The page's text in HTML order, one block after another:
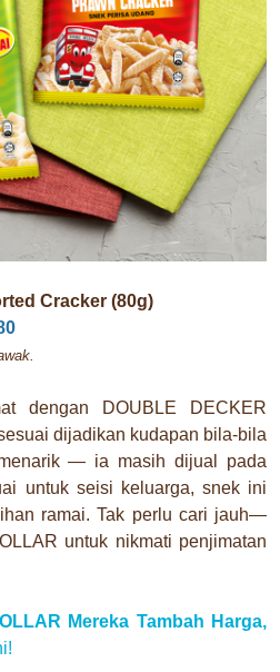
Cracker (80g)
dengan DOUBLE DECKER
dijadikan kudapan bila-bila
— ia masih dijual pada
untuk seisi keluarga, snek ini
ramai. Tak perlu cari jauh—
untuk nikmati penjimatan
Mereka Tambah Harga,